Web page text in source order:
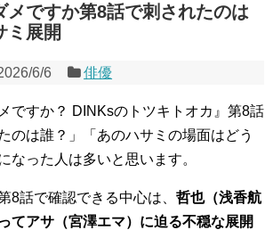
メですか第8話で刺されたのは
ミ展開
6/6 俳優
ですか？ DINKsのトツキトオカ』第8話
のは誰？」「あのハサミの場面はどう
なった人は多いと思います。
8話で確認できる中心は、 哲也（浅香航
てアサ（宮澤エマ）に迫る不穏な展開